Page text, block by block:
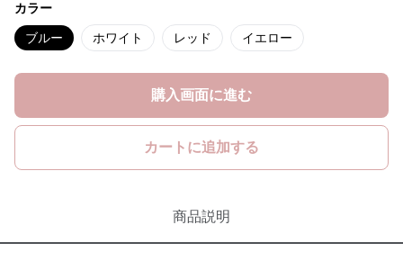
カラー
ブルー ホワイト レッド イエロー
購入画面に進む
カートに追加する
商品説明